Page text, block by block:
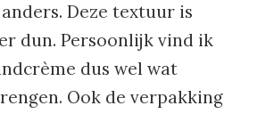
Deze textuur is
dun. Persoonlijk vind ik
dus wel wat
Ook de verpakking